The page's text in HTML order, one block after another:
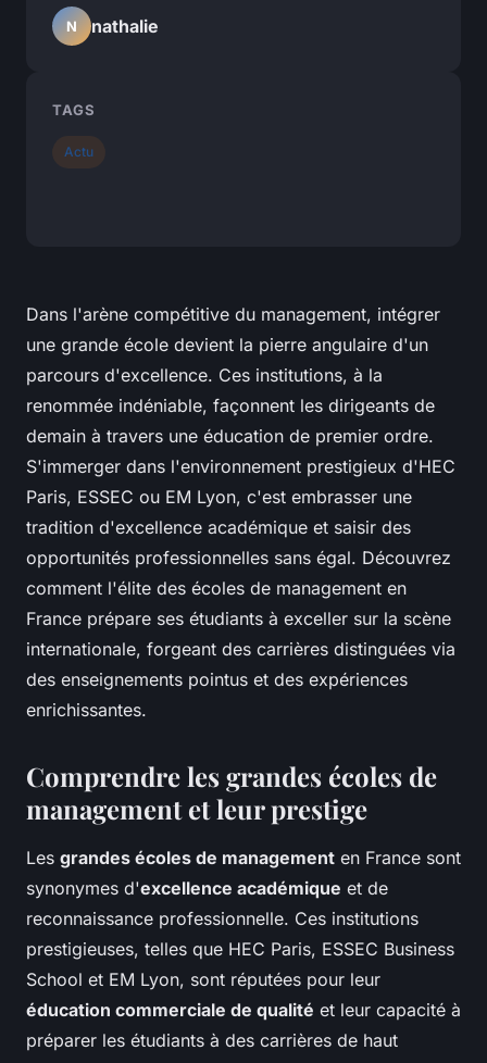
Dans l'arène compétitive du management, intégrer
une grande école devient la pierre angulaire d'un
parcours d'excellence. Ces institutions, à la
renommée indéniable, façonnent les dirigeants de
demain à travers une éducation de premier ordre.
S'immerger dans l'environnement prestigieux d'HEC
Paris, ESSEC ou EM Lyon, c'est embrasser une
tradition d'excellence académique et saisir des
opportunités professionnelles sans égal. Découvrez
comment l'élite des écoles de management en
France prépare ses étudiants à exceller sur la scène
internationale, forgeant des carrières distinguées via
des enseignements pointus et des expériences
enrichissantes.
Comprendre les grandes écoles de
management et leur prestige
Les grandes écoles de management en France sont
synonymes d'excellence académique et de
reconnaissance professionnelle. Ces institutions
prestigieuses, telles que HEC Paris, ESSEC Business
School et EM Lyon, sont réputées pour leur
éducation commerciale de qualité et leur capacité à
préparer les étudiants à des carrières de haut
N nathalie
TAGS
Actu